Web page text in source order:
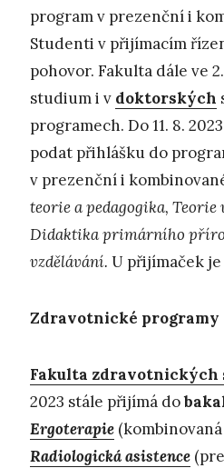
program v prezenční i
Studenti v přijímacím
pohovor. Fakulta dále ve
studium i v doktorských
programech. Do 11. 8.
podat přihlášku do
v prezenční i
teorie a pedagogika,
Didaktika primárního
vzdělávání. U přijímaček
Zdravotnické programy
Fakulta zdravotnických
2023 stále přijímá do
Ergoterapie
Radiologická asistence